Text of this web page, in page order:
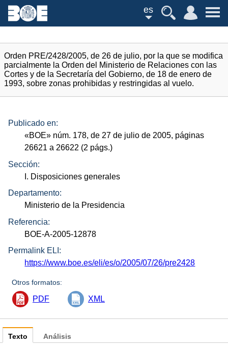
es
Orden PRE/2428/2005, de 26 de julio, por la que se modifica
parcialmente la Orden del Ministerio de Relaciones con las
Cortes y de la Secretaría del Gobierno, de 18 de enero de
1993, sobre zonas prohibidas y restringidas al vuelo.
Publicado en:
«BOE» núm. 178, de 27 de julio de 2005, páginas
26621 a 26622 (2 págs.)
Sección:
I. Disposiciones generales
Departamento:
Ministerio de la Presidencia
Referencia:
BOE-A-2005-12878
Permalink ELI:
https://www.boe.es/eli/es/o/2005/07/26/pre2428
Otros formatos:
PDF XML
Texto Análisis